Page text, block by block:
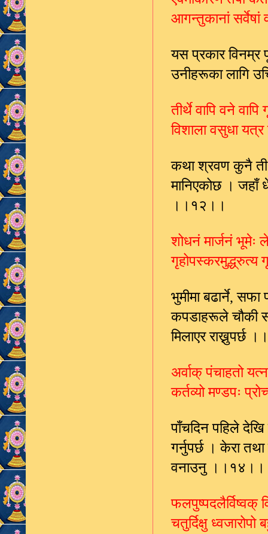
आगन्तुकानां
यस प्रकार विनम्र
उनीहरूका लागि
तीर्थे वापि वने
विशाला वसुधा
कथा श्रवण कुनै
मानिएकोछ । जहाँ
।।१२।।
शोधनं मार्जनं
भुमीमा बढार्ने,सफा
कपडाहरूले चौकी
मिलाएर राख्नुपर्छ
अर्वाक् पंचाहतो
कर्तव्यो मण्डपः
पाँचदिन पहिले
गर्नुपर्छ । केरा
वनाउनु ।।१४।।
फलपुष्पदलैर्विष्वक्
चतुर्दिक्षु